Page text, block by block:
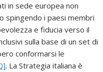
in sede europea non
spingendo i paesi membri
e fiducia verso il
sulla base di un set di
conformarsi le
. La Strategia italiana è